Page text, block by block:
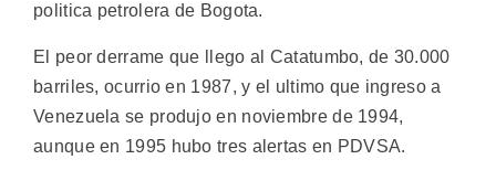
politica petrolera de Bogota.
El peor derrame que llego al Catatumbo, de 30.000
barriles, ocurrio en 1987, y el ultimo que ingreso a
Venezuela se produjo en noviembre de 1994,
aunque en 1995 hubo tres alertas en PDVSA.